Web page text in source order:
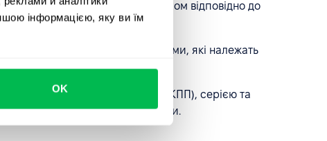
інформацією, яку ви їм
OK
з обмеженим доступом відповідно до
якими персональними даними, які належать
картки платника податків (РНОКПП), серією та
виданими державними органами.